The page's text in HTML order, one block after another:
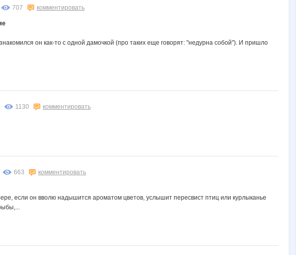
707 комментировать
он как-то с одной дамочкой (про таких еще говорят: "недурна собой"). И пришло
1130 комментировать
663 комментировать
если он вволю надышится ароматом цветов, услышит пересвист птиц или курлыканье